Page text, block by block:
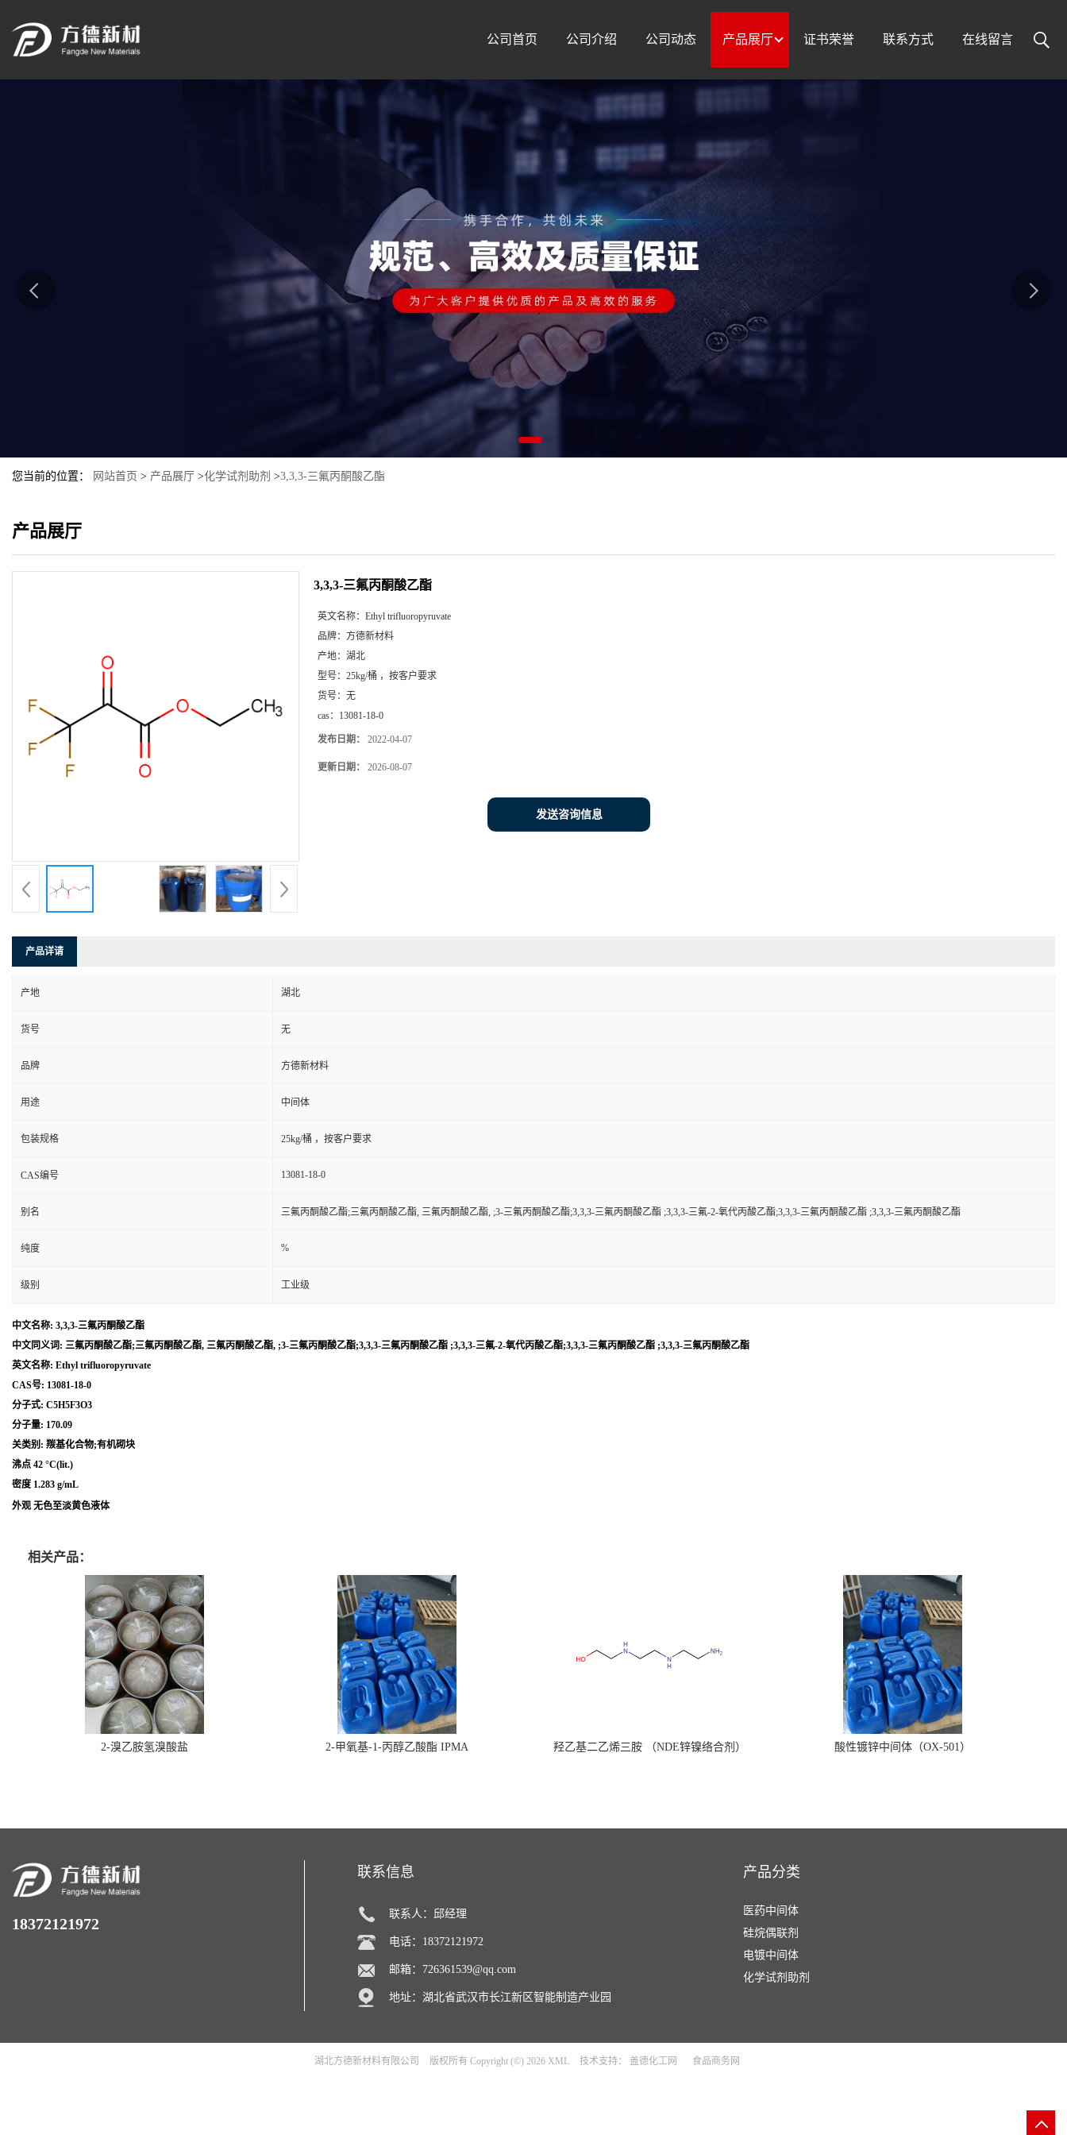
公司首页 公司介绍 公司动态 产品展厅 证书荣誉 联系方式 在线留言
您当前的位置： 网站首页 > 产品展厅 >化学试剂助剂 >3,3,3-三氟丙酮酸乙酯
产品展厅
3,3,3-三氟丙酮酸乙酯
英文名称： Ethyl trifluoropyruvate
品牌： 方德新材料
产地： 湖北
型号： 25kg/桶 ，按客户要求
货号： 无
cas： 13081-18-0
发布日期： 2022-04-07
更新日期： 2026-08-07
发送咨询信息
产品详请
产地 湖北
货号 无
品牌 方德新材料
用途 中间体
包装规格 25kg/桶 ，按客户要求
CAS编号 13081-18-0
别名 三氟丙酮酸乙酯;三氟丙酮酸乙酯, 三氟丙酮酸乙酯, ;3-三氟丙酮酸乙酯;3,3,3-三氟丙酮酸乙酯 ;3,3,3-三氟-2-氧代丙酸乙酯;3,3,3-三氟丙酮酸乙酯 ;3,3,3-三氟丙酮酸乙酯
纯度 %
级别 工业级
中文名称: 3,3,3-三氟丙酮酸乙酯
中文同义词: 三氟丙酮酸乙酯;三氟丙酮酸乙酯, 三氟丙酮酸乙酯, ;3-三氟丙酮酸乙酯;3,3,3-三氟丙酮酸乙酯 ;3,3,3-三氟-2-氧代丙酸乙酯;3,3,3-三氟丙酮酸乙酯 ;3,3,3-三氟丙酮酸乙酯
英文名称: Ethyl trifluoropyruvate
CAS号: 13081-18-0
分子式: C5H5F3O3
分子量: 170.09
关类别: 羰基化合物;有机砌块
沸点 42 °C(lit.)
密度 1.283 g/mL
外观 无色至淡黄色液体
相关产品：
2-溴乙胺氢溴酸盐 2-甲氧基-1-丙醇乙酸酯 IPMA 羟乙基二乙烯三胺 （NDE锌镍络合剂） 酸性镀锌中间体（OX-501）
18372121972
联系信息
联系人：邱经理
电话：18372121972
邮箱： 726361539@qq.com
地址：湖北省武汉市长江新区智能制造产业园
产品分类
医药中间体
硅烷偶联剂
电镀中间体
化学试剂助剂
湖北方德新材料有限公司 版权所有 Copyright (©) 2026 XML 技术支持： 盖德化工网 食品商务网